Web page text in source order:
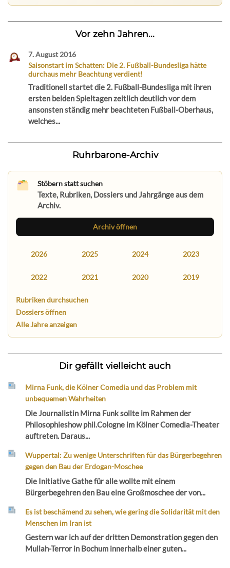
Vor zehn Jahren...
7. August 2016
Saisonstart im Schatten: Die 2. Fußball-Bundesliga hätte
durchaus mehr Beachtung verdient!
Traditionell startet die 2. Fußball-Bundesliga mit ihren
ersten beiden Spieltagen zeitlich deutlich vor dem
ansonsten ständig mehr beachteten Fußball-Oberhaus,
welches...
Ruhrbarone-Archiv
Stöbern statt suchen
Texte, Rubriken, Dossiers und Jahrgänge aus dem
Archiv.
Archiv öffnen
2026 2025 2024 2023
2022 2021 2020 2019
Rubriken durchsuchen
Dossiers öffnen
Alle Jahre anzeigen
Dir gefällt vielleicht auch
Mirna Funk, die Kölner Comedia und das Problem mit
unbequemen Wahrheiten
Die Journalistin Mirna Funk sollte im Rahmen der
Philosophieshow phil.Cologne im Kölner Comedia-Theater
auftreten. Daraus...
Wuppertal: Zu wenige Unterschriften für das Bürgerbegehren
gegen den Bau der Erdogan-Moschee
Die Initiative Gathe für alle wollte mit einem
Bürgerbegehren den Bau eine Großmoschee der von...
Es ist beschämend zu sehen, wie gering die Solidarität mit den
Menschen im Iran ist
Gestern war ich auf der dritten Demonstration gegen den
Mullah-Terror in Bochum innerhalb einer guten...